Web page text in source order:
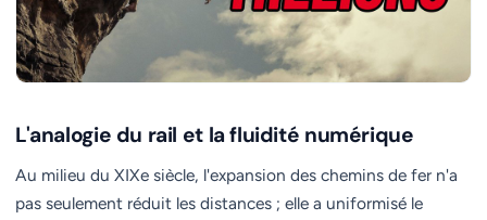
L'analogie du rail et la fluidité numérique
Au milieu du XIXe siècle, l'expansion des chemins de fer n'a
pas seulement réduit les distances ; elle a uniformisé le